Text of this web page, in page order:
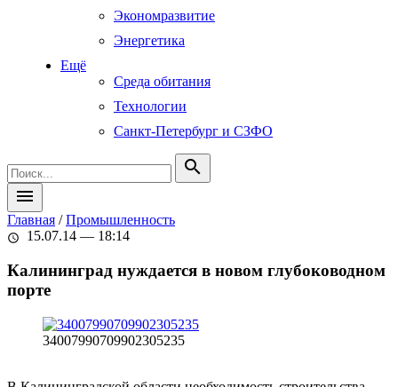
Экономразвитие
Энергетика
Ещё
Среда обитания
Технологии
Санкт-Петербург и СЗФО
search
menu
Главная /Промышленность
schedule 15.07.14 — 18:14
Калининград нуждается в новом глубоководном
порте
34007990709902305235